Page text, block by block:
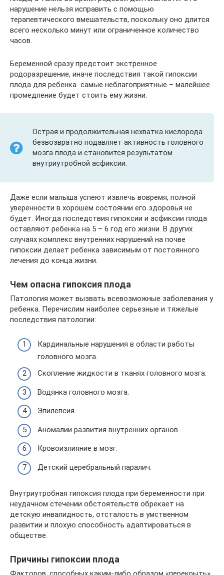
нарушение нельзя исправить с помощью
терапевтического вмешательств, поскольку оно длится
всего несколько минут или ограниченное количество
часов.
Беременной сразу предстоит экстренное
родоразрешение, иначе последствия такой гипоксии
плода для ребенка самые неблагоприятные – малейшее
промедление будет стоить ему жизни.
Острая и продолжительная нехватка кислорода
безвозвратно подавляет активность головного
мозга плода и становится результатом
внутриутробной асфиксии.
Даже если малыша успеют извлечь вовремя, полной
уверенности в хорошем состоянии его здоровья не
будет. Иногда последствия гипоксии и асфиксии плода
оставляют ребенка на 5 – 6 год его жизни. В других
случаях комплекс внутренних нарушений на почве
гипоксии делает ребенка зависимым от постоянного
лечения до конца жизни.
Чем опасна гипоксия плода
Патология может вызвать всевозможные заболевания у
ребенка. Перечислим наиболее серьезные и тяжелые
последствия патологии:
Кардинальные нарушения в области работы
головного мозга.
Скопление жидкости в тканях головного мозга.
Водянка головного мозга.
Эпилепсия.
Аномалии развития внутренних органов.
Кровоизлияние в мозг.
Детский церебральный паралич.
Внутриутробная гипоксия плода при беременности при
неудачном стечении обстоятельств обрекает на
детскую инвалидность, отсталость в умственном
развитии и плохую способность адаптироваться в
обществе.
Причины гипоксии плода